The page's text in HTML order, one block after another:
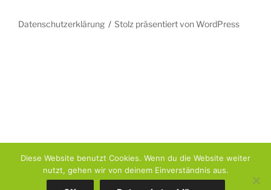
Datenschutzerklärung Stolz präsentiert von WordPress
Diese Website benutzt Cookies. Wenn du die Website weiter
nutzt, gehen wir von deinem Einverständnis aus.